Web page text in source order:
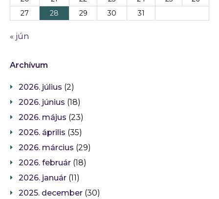
27
28 29 30 31
« jún
Archívum
2026. július (2)
2026. június (18)
2026. május (23)
2026. április (35)
2026. március (29)
2026. február (18)
2026. január (11)
2025. december (30)